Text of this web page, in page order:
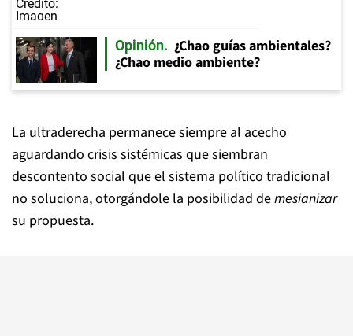
Opinión
¿Chao guías ambientales?
¿Chao medio ambiente?
La ultraderecha permanece siempre al acecho
aguardando crisis sistémicas que siembran
descontento social que el sistema político tradicional
no soluciona, otorgándole la posibilidad demesianizar
su propuesta.